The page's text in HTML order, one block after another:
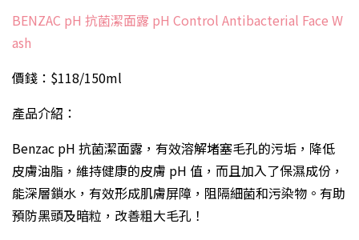
BENZAC pH 抗菌潔面露 pH Control Antibacterial Face W
ash
價錢：$118/150ml
產品介紹：
Benzac pH 抗菌潔面露，有效溶解堵塞毛孔的污垢，降低
皮膚油脂，維持健康的皮膚 pH 值，而且加入了保濕成份，
能深層鎖水，有效形成肌膚屏障，阻隔細菌和污染物。有助
預防黑頭及暗粒，改善粗大毛孔！